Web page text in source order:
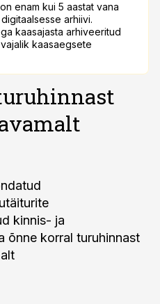
enam kui 5 aastat vana
arhiivi.
kaasajasta arhiveeritud
kaasaegsete
kinnis- ja
õnne korral turuhinnast